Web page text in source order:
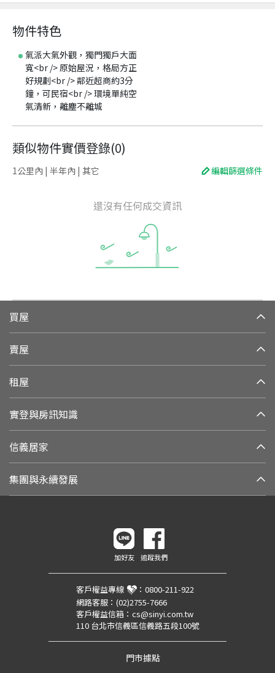
物件特色
氣派大氣外觀，獨門獨戶大面
寬<br /> 原始屋況，格局方正
好規劃<br /> 鄰近超商約3分
鐘，可民宿<br /> 環境單純空
氣清新，離塵不離城
類似物件實價登錄(0)
1公里內 | 半年內 | 其它 編輯篩選條件
還沒有任何成交資訊
買屋
賣屋
租屋
實登與房訊知識
信義居家
集團與永續發展
加好友 追蹤我們
客戶權益專線 ： 0800-211-922
網路客服： (02)2755-7666
客戶權益信箱： cs@sinyi.com.tw
110 台北市信義區信義路五段100號
門市據點